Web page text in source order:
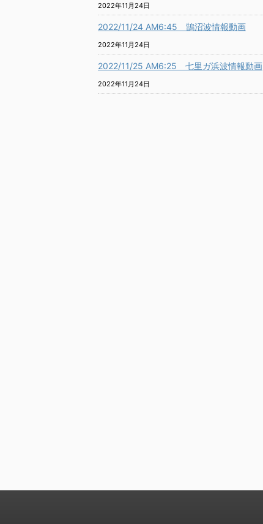
2022年11月24日
2022/11/24 AM6:45 鵠沼波情報動画
2022年11月24日
2022/11/25 AM6:25 七里ガ浜波情報動画
2022年11月24日